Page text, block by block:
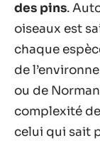
des pins.
oiseaux est
chaque
de
ou de
complexité
celui qui sait